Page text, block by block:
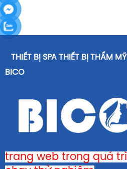
THIẾT BỊ SPA THIẾT BỊ THẨM MỸ
BICO
trang web trong quá